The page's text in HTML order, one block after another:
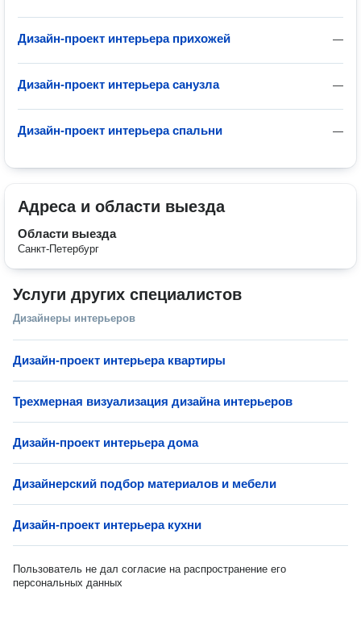
—
Дизайн-проект интерьера прихожей
—
Дизайн-проект интерьера санузла
—
Дизайн-проект интерьера спальни
Адреса и области выезда
Области выезда
Санкт-Петербург
Услуги других специалистов
Дизайнеры интерьеров
Дизайн-проект интерьера квартиры
Трехмерная визуализация дизайна интерьеров
Дизайн-проект интерьера дома
Дизайнерский подбор материалов и мебели
Дизайн-проект интерьера кухни
Пользователь не дал согласие на распространение его
персональных данных